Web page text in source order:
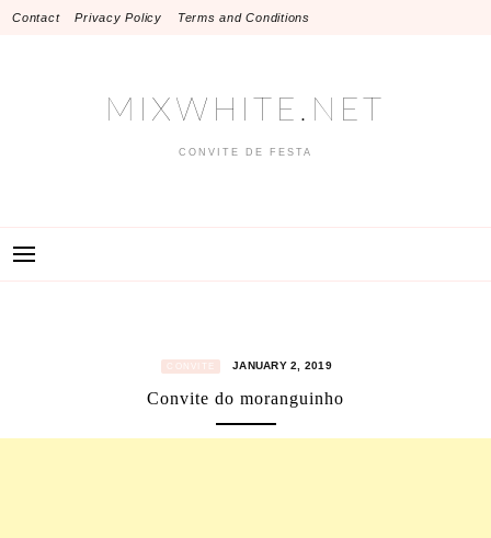
SkipContact Privacy Policy Terms and Conditions
MIXWHITE.NET
CONVITE DE FESTA
CONVITE JANUARY 2, 2019
Convite do moranguinho